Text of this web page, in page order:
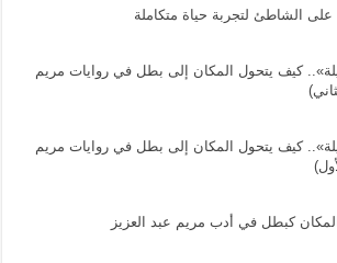
الشاطئ لتجربة حياة متكاملة
كيف يتحول المكان إلى بطل في روايات مريم
كيف يتحول المكان إلى بطل في روايات مريم
كبطل في أدب مريم عبد العزيز